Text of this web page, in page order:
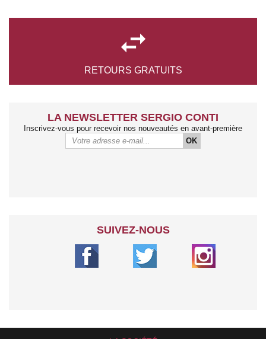

RETOURS GRATUITS
LA NEWSLETTER SERGIO CONTI
Inscrivez-vous pour recevoir nos nouveautés en avant-première
OK
SUIVEZ-NOUS